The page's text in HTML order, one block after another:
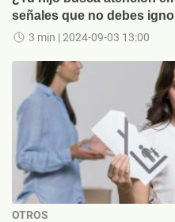
señales que no debes
3 min | 2024-09-03 13:00
OTROS